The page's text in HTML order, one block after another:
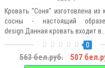
Кровать "Соня" изготовлена из
сосны - настоящий
design.Данная кровать входит в..
0
563 бел.руб. 507